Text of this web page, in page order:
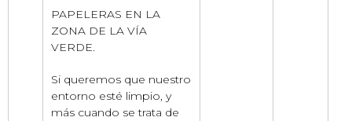
PAPELERAS EN LA
ZONA DE LA VÍA
VERDE.
Si queremos que nuestro
entorno esté limpio, y
más cuando se trata de